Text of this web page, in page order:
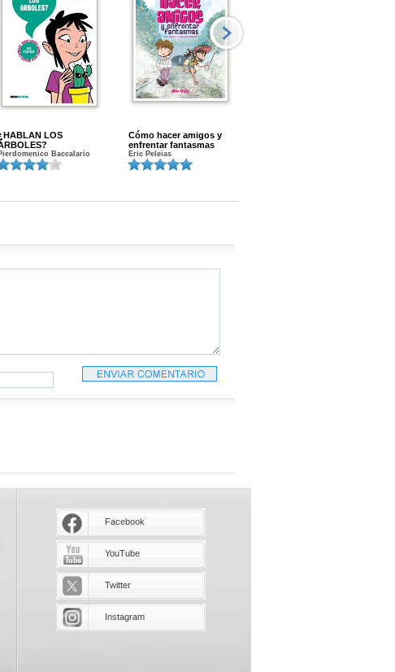
LOS
Pierdomenico Baccalario
Cómo hacer amigos y
enfrentar fantasmas
Eric Peleias
Facebook
YouTube
Twitter
Instagram